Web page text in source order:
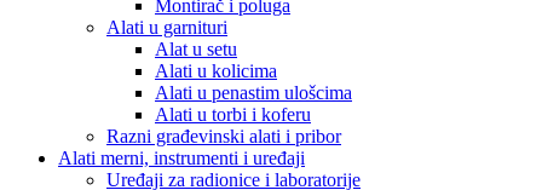
Montirač i poluga
Alati u garnituri
Alat u setu
Alati u kolicima
Alati u penastim ulošcima
Alati u torbi i koferu
Razni građevinski alati i pribor
Alati merni, instrumenti i uređaji
Uređaji za radionice i laboratorije